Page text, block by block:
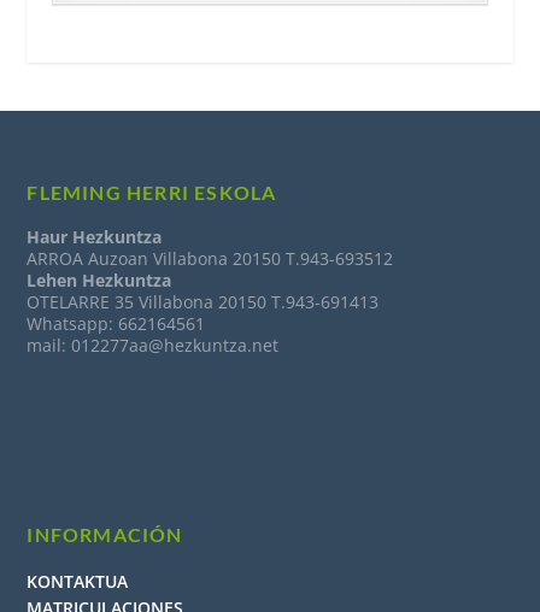
FLEMING HERRI ESKOLA
Haur Hezkuntza
ARROA Auzoan Villabona 20150 T.943-693512
Lehen Hezkuntza
OTELARRE 35 Villabona 20150 T.943-691413
Whatsapp: 662164561
mail: 012277aa@hezkuntza.net
INFORMACIÓN
KONTAKTUA